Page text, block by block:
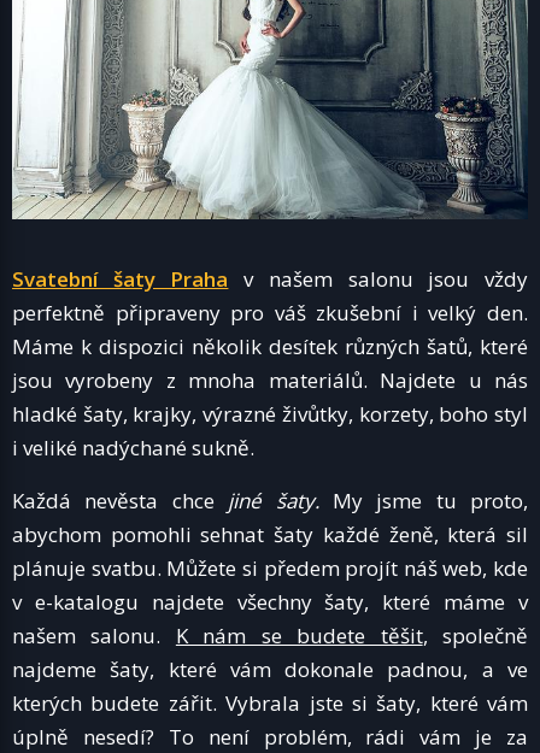
Svatební šaty Praha v našem salonu jsou vždy
perfektně připraveny pro váš zkušební i velký den.
Máme k dispozici několik desítek různých šatů, které
jsou vyrobeny z mnoha materiálů. Najdete u nás
hladké šaty, krajky, výrazné živůtky, korzety, boho styl
i veliké nadýchané sukně.
Každá nevěsta chce jiné šaty.My jsme tu proto,
abychom pomohli sehnat šaty každé ženě, která sil
plánuje svatbu. Můžete si předem projít náš web, kde
v e-katalogu najdete všechny šaty, které máme v
našem salonu. K nám se budete těšit, společně
najdeme šaty, které vám dokonale padnou, a ve
kterých budete zářit. Vybrala jste si šaty, které vám
úplně nesedí? To není problém, rádi vám je za